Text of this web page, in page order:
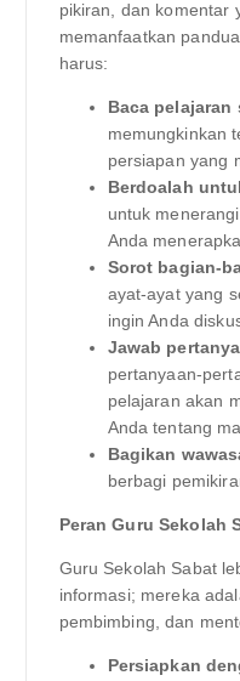
pikiran, dan komentar
memanfaatkan
harus:
Baca pelajaran
memungkinkan
persiapan yang
Berdoalah
untuk
Anda
Sorot bagian-
ayat-ayat yang
ingin Anda
Jawab
pertanyaan-
pelajaran akan
Anda tentang
Bagikan
berbagi
Peran Guru Sekolah
Guru Sekolah Sabat
informasi; mereka
pembimbing, dan
Persiapkan